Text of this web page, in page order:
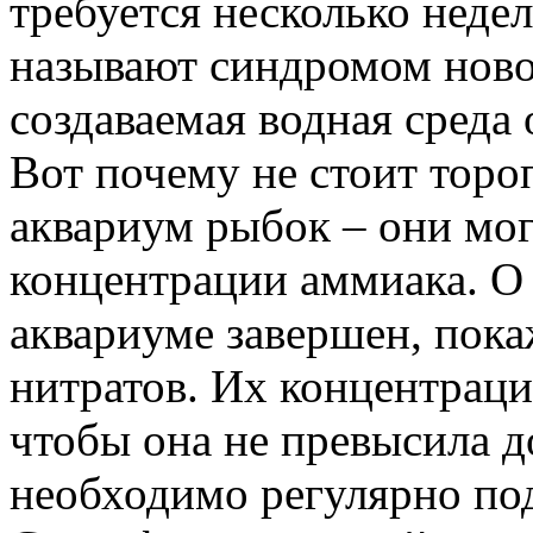
требуется несколько
называют синдромом
создаваемая водная
Вот почему не стоит
аквариум рыбок – они
концентрации аммиака.
аквариуме завершен,
нитратов. Их
чтобы она не превысила
необходимо регулярно